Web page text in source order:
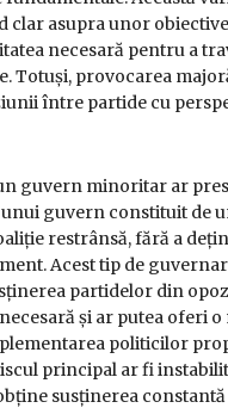
clar asupra unor
necesară pentru a
Totuși, provocarea
între partide cu
guvern minoritar ar
guvern constituit de
restrânsă, fără a
Acest tip de
partidelor din
și ar putea oferi o
politicilor
principal ar fi
susținerea constantă